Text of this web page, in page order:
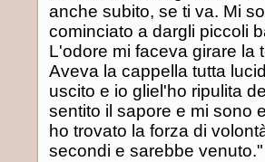
anche subito, se ti va. Mi
cominciato a dargli piccoli
L'odore mi faceva girare la
Aveva la cappella tutta
uscito e io gliel'ho ripulita
sentito il sapore e mi sono
ho trovato la forza di
secondi e sarebbe venuto."